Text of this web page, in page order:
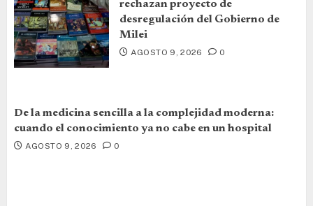
rechazan proyecto de
desregulación del Gobierno de
Milei
AGOSTO 9, 2026 0
De la medicina sencilla a la complejidad moderna:
cuando el conocimiento ya no cabe en un hospital
AGOSTO 9, 2026 0